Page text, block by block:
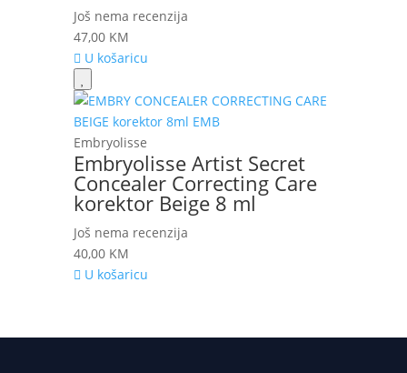
Još nema recenzija
47,00 KM
U košaricu
Embryolisse
Embryolisse Artist Secret
Concealer Correcting Care
korektor Beige 8 ml
Još nema recenzija
40,00 KM
U košaricu